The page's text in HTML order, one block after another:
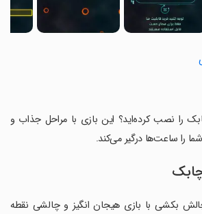
را نصب کرده‌اید؟ این بازی با مراحل جذاب و
را ساعت‌ها درگیر می‌کند.
بکشی با بازی هیجان انگیز و چالشی نقطه